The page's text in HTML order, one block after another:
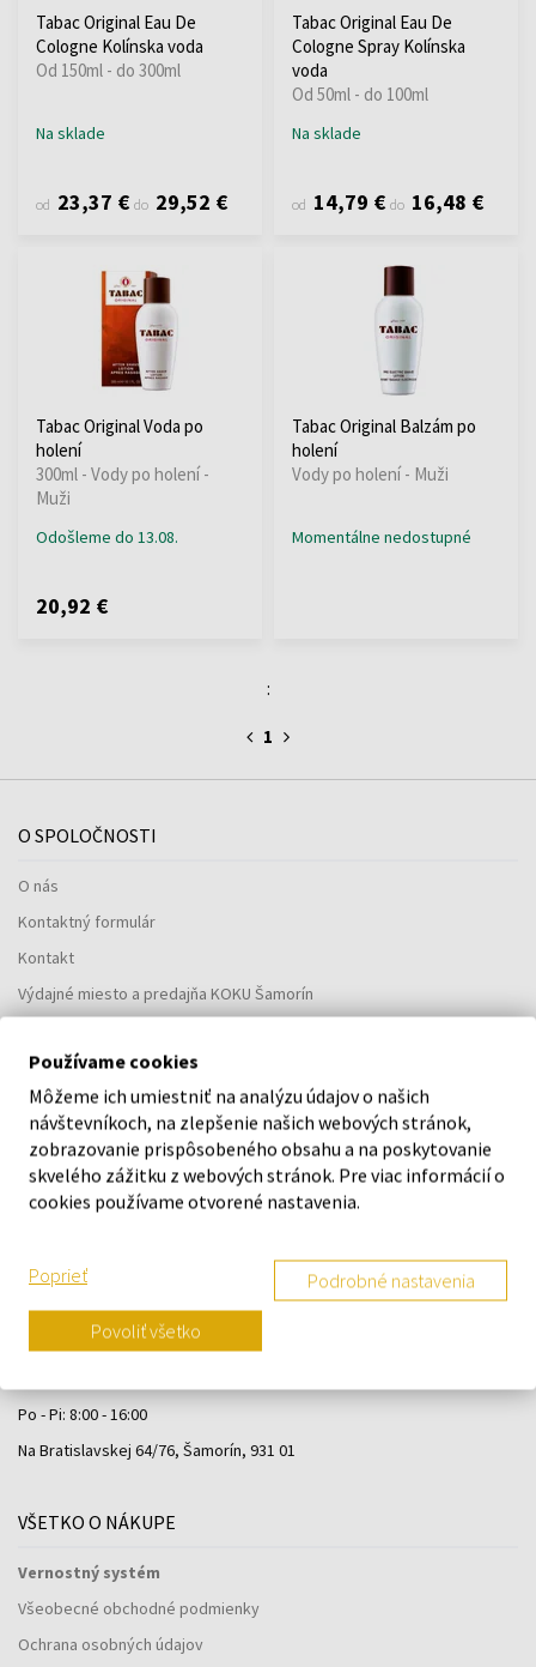
Tabac Original Eau De
Cologne Kolínska voda
Od 150ml - do 300ml
Na sklade
od 23,37 € do 29,52 €
Tabac Original Eau De
Cologne Spray Kolínska
voda
Od 50ml - do 100ml
Na sklade
od 14,79 € do 16,48 €
Tabac Original Voda po
holení
300ml - Vody po holení -
Muži
Odošleme do 13.08.
20,92 €
Tabac Original Balzám po
holení
Vody po holení - Muži
Momentálne nedostupné
:
1
O SPOLOČNOSTI
O nás
Kontaktný formulár
Kontakt
Výdajné miesto a predajňa KOKU Šamorín
Po - Pi: 8:00 - 16:00
Na Bratislavskej 64/76, Šamorín, 931 01
VŠETKO O NÁKUPE
Vernostný systém
Všeobecné obchodné podmienky
Ochrana osobných údajov
Používame cookies
Môžeme ich umiestniť na analýzu údajov o našich
návštevníkoch, na zlepšenie našich webových stránok,
zobrazovanie prispôsobeného obsahu a na poskytovanie
skvelého zážitku z webových stránok. Pre viac informácií o
cookies používame otvorené nastavenia.
Poprieť Podrobné nastavenia
Povoliť všetko